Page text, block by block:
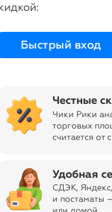
Честные
Чики Рики
торговых
считается от
Удобная
СДЭК,
и постаматы
Быстрый вход
полученных
достойна ли